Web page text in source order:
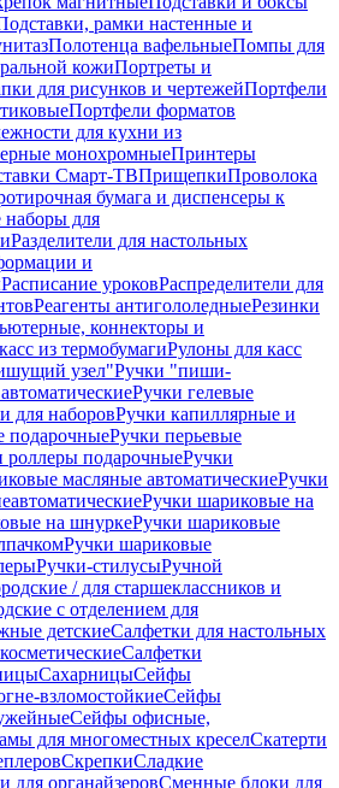
рамки настенные и
Полотенца вафельныеПомпы для
кожиПортреты и
для рисунков и чертежейПортфели
Портфели форматов
для кухни из
монохромныеПринтеры
Смарт-ТВПрищепкиПроволока
бумага и диспенсеры к
для
Разделители для настольных
и
Расписание уроковРаспределители для
Реагенты антигололедныеРезинки
коннекторы и
из термобумагиРулоны для касс
узел"Ручки "пиши-
Ручки гелевые
для наборовРучки капиллярные и
подарочныеРучки перьевые
роллеры подарочныеРучки
масляные автоматическиеРучки
Ручки шариковые на
на шнуркеРучки шариковые
Ручки шариковые
Ручки-стилусыРучной
/ для старшеклассников и
с отделением для
детскиеСалфетки для настольных
Салфетки
СахарницыСейфы
взломостойкиеСейфы
Сейфы офисные,
для многоместных креселСкатерти
СкрепкиСладкие
для органайзеровСменные блоки для